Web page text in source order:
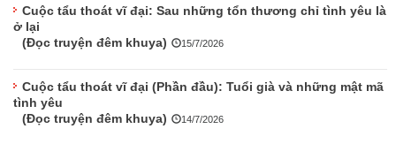
Cuộc tẩu thoát vĩ đại: Sau những tổn thương chỉ tình yêu là
ở lại
(Đọc truyện đêm khuya)
15/7/2026
Cuộc tẩu thoát vĩ đại (Phần đầu): Tuổi già và những mật mã
tình yêu
(Đọc truyện đêm khuya)
14/7/2026